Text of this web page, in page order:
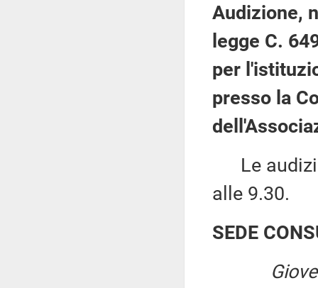
Audizione,
legge C.
per
presso la
Le
alle 9.30.
SEDE